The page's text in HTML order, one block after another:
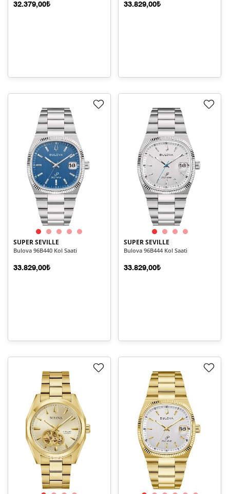
32.379,00₺ 33.829,00₺
SUPER SEVILLE
Bulova 96B440 Kol Saati
33.829,00₺
SUPER SEVILLE
Bulova 96B444 Kol Saati
33.829,00₺